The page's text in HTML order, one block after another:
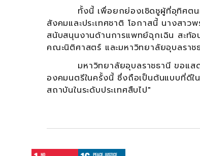
ทั้งนี้ เพื่อยกย่องเชิดชูผู้ที่อุทิศตนทำง
สังคมและประเทศชาติ โอกาสนี้ นางสา
สนับสนุนงานด้านการแพทย์ฉุกเฉิน สะท้อ
คณะนิติศาสตร์ และมหาวิทยาลัยอุบลราช
มหาวิทยาลัยอุบลราชธานี ขอแสดง
องคมนตรีในครั้งนี้ ซึ่งถือเป็นต้นแบบที่ดีใ
สถาบันในระดับประเทศสืบไป"